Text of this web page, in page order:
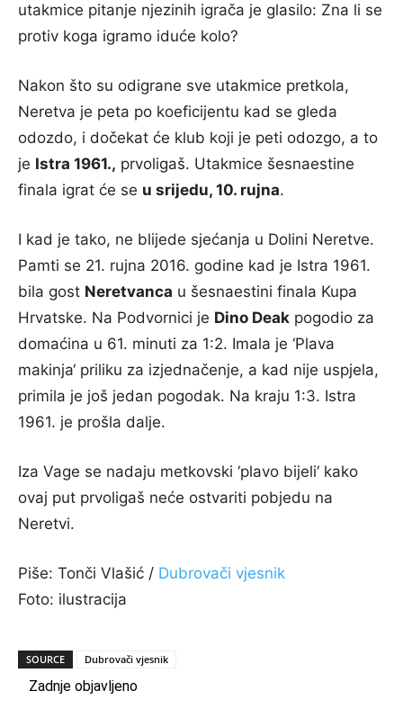
utakmice pitanje njezinih igrača je glasilo: Zna li se
protiv koga igramo iduće kolo?
Nakon što su odigrane sve utakmice pretkola,
Neretva je peta po koeficijentu kad se gleda
odozdo, i dočekat će klub koji je peti odozgo, a to
je Istra 1961., prvoligaš. Utakmice šesnaestine
finala igrat će se u srijedu, 10. rujna.
I kad je tako, ne blijede sjećanja u Dolini Neretve.
Pamti se 21. rujna 2016. godine kad je Istra 1961.
bila gost Neretvanca u šesnaestini finala Kupa
Hrvatske. Na Podvornici je Dino Deak pogodio za
domaćina u 61. minuti za 1:2. Imala je ‘Plava
makinja‘ priliku za izjednačenje, a kad nije uspjela,
primila je još jedan pogodak. Na kraju 1:3. Istra
1961. je prošla dalje.
Iza Vage se nadaju metkovski ‘plavo bijeli‘ kako
ovaj put prvoligaš neće ostvariti pobjedu na
Neretvi.
Piše: Tonči Vlašić / Dubrovači vjesnik
Foto: ilustracija
SOURCE Dubrovači vjesnik
Zadnje objavljeno